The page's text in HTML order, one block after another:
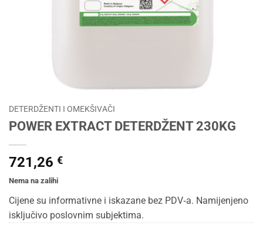
DETERDŽENTI I OMEKŠIVAČI
POWER EXTRACT DETERDŽENT 230KG
721,26 €
Nema na zalihi
Cijene su informativne i iskazane bez PDV‑a. Namijenjeno
isključivo poslovnim subjektima.